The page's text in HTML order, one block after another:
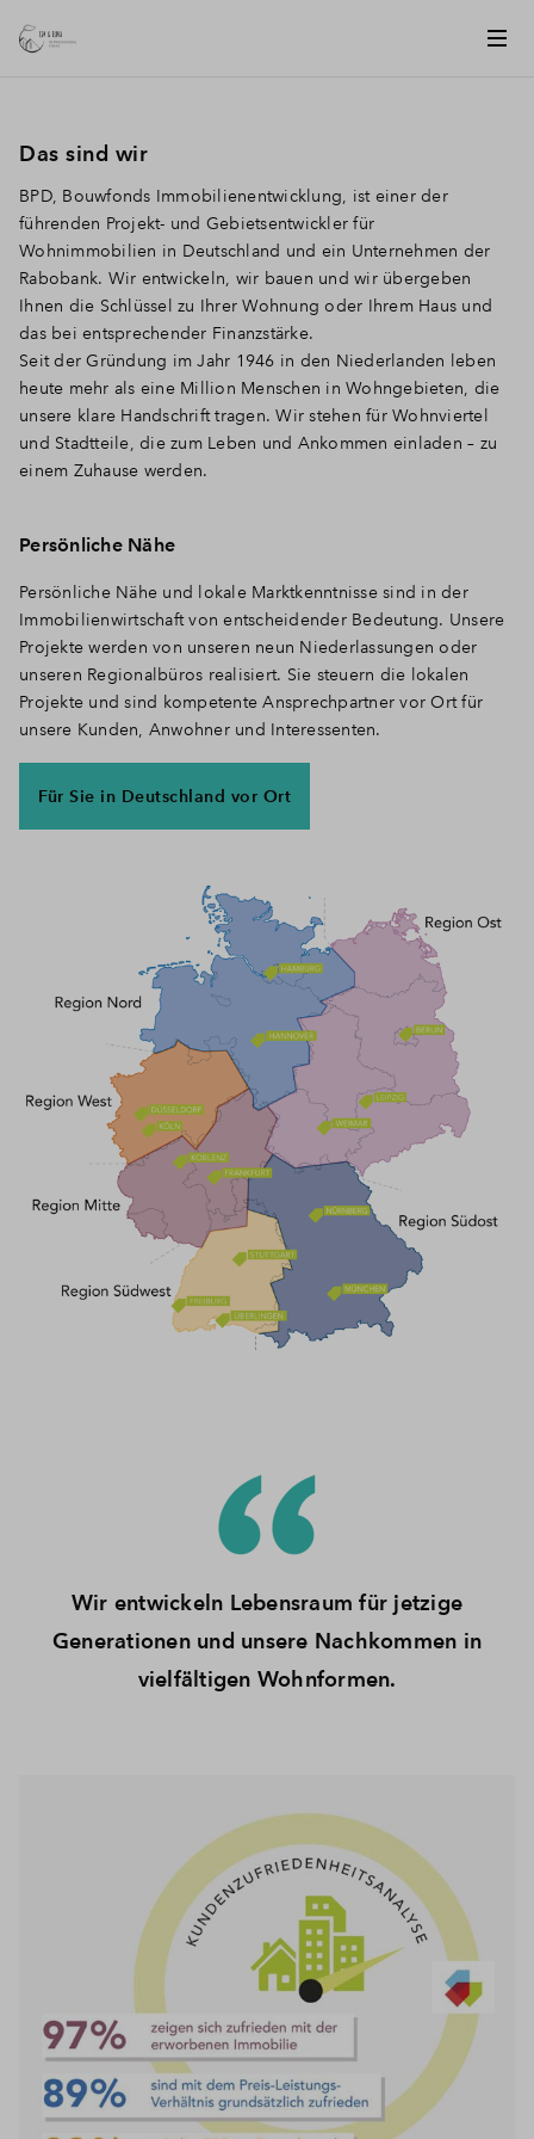
Das sind wir
BPD, Bouwfonds Immobilienentwicklung, ist einer der
führenden Projekt- und Gebietsentwickler für
Wohnimmobilien in Deutschland und ein Unternehmen der
Rabobank. Wir entwickeln, wir bauen und wir übergeben
Ihnen die Schlüssel zu Ihrer Wohnung oder Ihrem Haus und
das bei entsprechender Finanzstärke.
Seit der Gründung im Jahr 1946 in den Niederlanden leben
heute mehr als eine Million Menschen in Wohngebieten, die
unsere klare Handschrift tragen. Wir stehen für Wohnviertel
und Stadtteile, die zum Leben und Ankommen einladen – zu
einem Zuhause werden.
Persönliche Nähe
Persönliche Nähe und lokale Marktkenntnisse sind in der
Immobilienwirtschaft von entscheidender Bedeutung. Unsere
Projekte werden von unseren neun Niederlassungen oder
unseren Regionalbüros realisiert. Sie steuern die lokalen
Projekte und sind kompetente Ansprechpartner vor Ort für
unsere Kunden, Anwohner und Interessenten.
Für Sie in Deutschland vor Ort
Wir entwickeln Lebensraum für jetzige
Generationen und unsere Nachkommen in
vielfältigen Wohnformen.